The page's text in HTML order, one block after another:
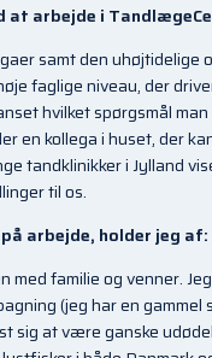
at arbejde i
samt den uhøjtidelige
faglige niveau, der
hvilket spørgsmål
en kollega i huset, der
tandklinikker i Jylland
til os.
arbejde, holder jeg af:
med familie og venner.
(jeg har en gammel
sig at være ganske